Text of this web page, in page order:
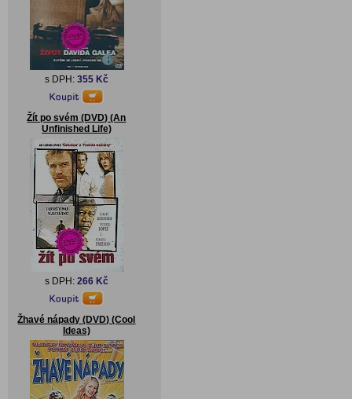
s DPH: 355 Kč
Žít po svém (DVD) (An
Unfinished Life)
s DPH: 266 Kč
Žhavé nápady (DVD) (Cool
Ideas)